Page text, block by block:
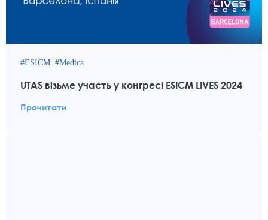
ESICM Medica
UTAS візьме участь у конгресі ESICM LIVES 2024
Прочитати